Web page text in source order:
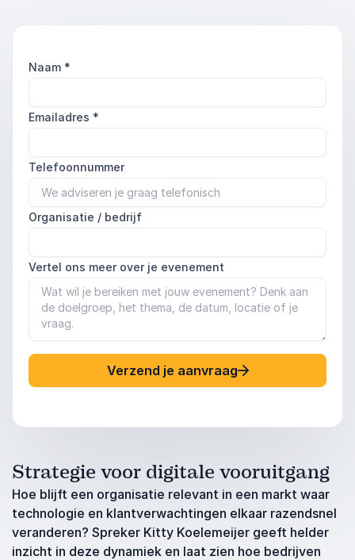
Naam *
Emailadres *
Telefoonnummer
Organisatie / bedrijf
Vertel ons meer over je evenement
Verzend je aanvraag
Strategie voor digitale vooruitgang
Hoe blijft een organisatie relevant in een markt waar
technologie en klantverwachtingen elkaar razendsnel
veranderen? Spreker Kitty Koelemeijer geeft helder
inzicht in deze dynamiek en laat zien hoe bedrijven